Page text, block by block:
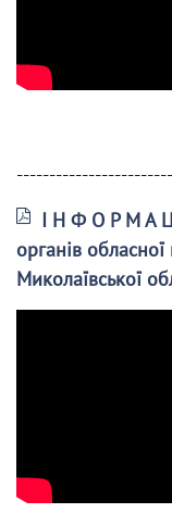
І Н Ф О Р М А Ц
органів
Миколаївської